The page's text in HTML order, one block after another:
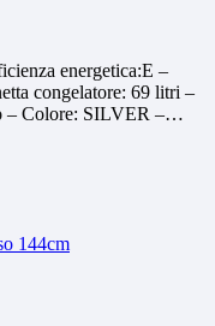
energetica:E –
congelatore: 69 litri –
– Colore: SILVER –…